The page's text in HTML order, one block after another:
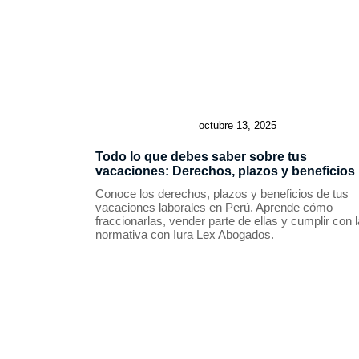
octubre 13, 2025
Todo lo que debes saber sobre tus
vacaciones: Derechos, plazos y beneficios
Conoce los derechos, plazos y beneficios de tus
vacaciones laborales en Perú. Aprende cómo
fraccionarlas, vender parte de ellas y cumplir con
normativa con Iura Lex Abogados.